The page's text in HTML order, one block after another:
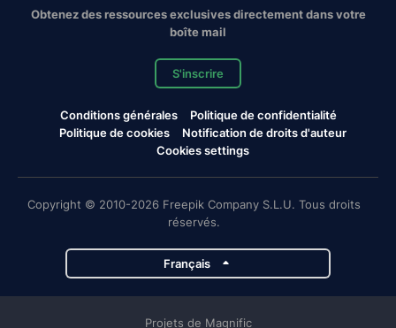
Obtenez des ressources exclusives directement dans votre
boîte mail
S'inscrire
Conditions générales
Politique de confidentialité
Politique de cookies
Notification de droits d'auteur
Cookies settings
Copyright © 2010-2026 Freepik Company S.L.U. Tous droits
réservés.
Français
Projets de Magnific